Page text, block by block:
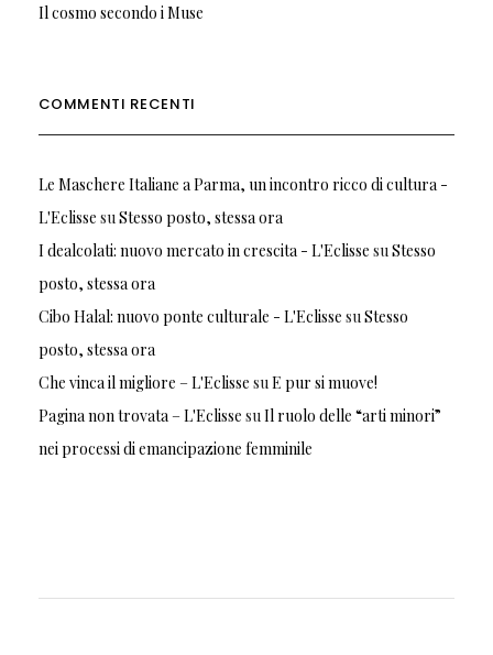
Il cosmo secondo i Muse
COMMENTI RECENTI
Le Maschere Italiane a Parma, un incontro ricco di cultura -
L'Eclisse suStesso posto, stessa ora
I dealcolati: nuovo mercato in crescita - L'Eclisse suStesso
posto, stessa ora
Cibo Halal: nuovo ponte culturale - L'Eclisse suStesso
posto, stessa ora
Che vinca il migliore – L'Eclisse suE pur si muove!
Pagina non trovata – L'Eclisse suIl ruolo delle “arti minori”
nei processi di emancipazione femminile